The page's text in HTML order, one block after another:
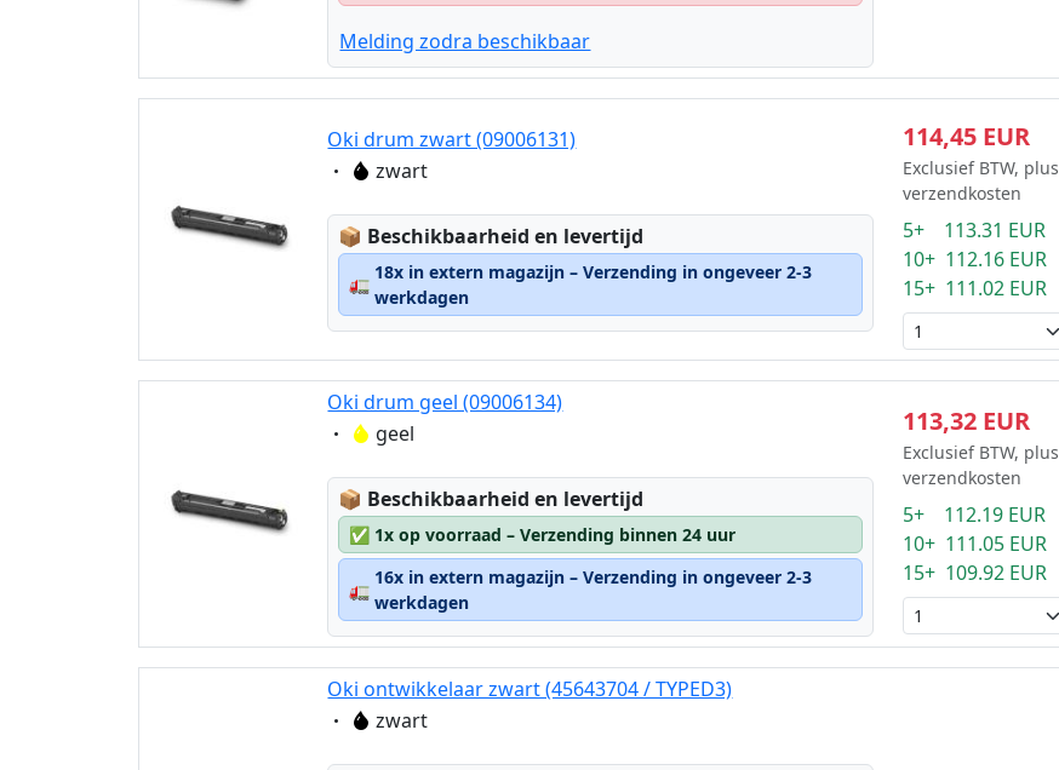
Melding zodra beschikbaar
Oki drum zwart (09006131)
Eigenschaft:
zwart
📦 Lagerstatus:
Beschikbaarheid en levertijd
🚛
18x in extern magazijn – Verzending in ongeveer 2-3
werkdagen
114,45 EUR
Exclusief BTW, plus
verzendkosten
5+ 113.31 EUR
10+ 112.16 EUR
15+ 111.02 EUR
Oki drum geel (09006134)
Eigenschaft:
geel
📦 Lagerstatus:
Beschikbaarheid en levertijd
✅ 1x op voorraad – Verzending binnen 24 uur
🚛
16x in extern magazijn – Verzending in ongeveer 2-3
werkdagen
113,32 EUR
Exclusief BTW, plus
verzendkosten
5+ 112.19 EUR
10+ 111.05 EUR
15+ 109.92 EUR
Oki ontwikkelaar zwart (45643704 / TYPED3)
Eigenschaft:
zwart